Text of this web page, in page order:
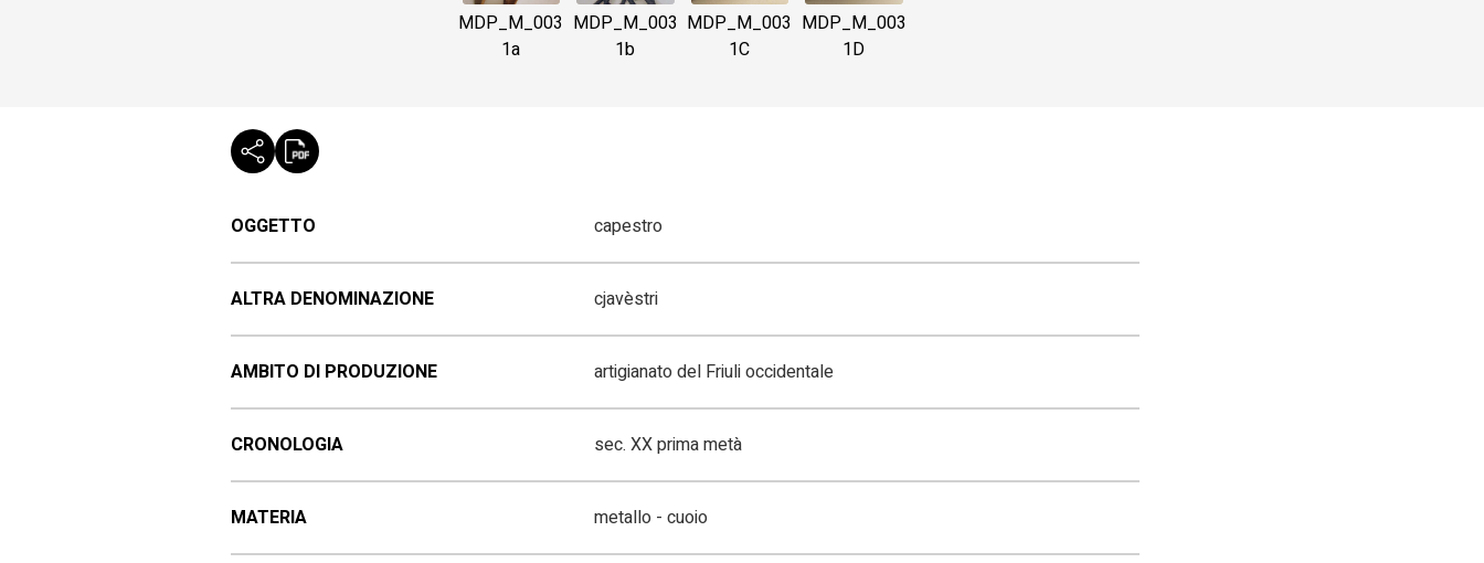
MDP_M_003
1a
MDP_M_003
1b
MDP_M_003
1C
MDP_M_003
1D
OGGETTO capestro
ALTRA DENOMINAZIONE cjavèstri
AMBITO DI PRODUZIONE artigianato del Friuli occidentale
CRONOLOGIA sec. XX prima metà
MATERIA metallo - cuoio